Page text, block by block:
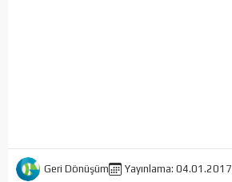
Geri Dönüşüm Yayınlama: 04.01.2017